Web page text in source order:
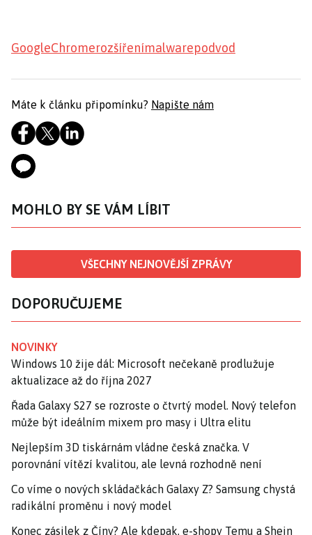
GoogleChromerozšířenímalwarepodvod
Máte k článku připomínku? Napište nám
MOHLO BY SE VÁM LÍBIT
VŠECHNY NEJNOVĚJŠÍ ZPRÁVY
DOPORUČUJEME
NOVINKY
Windows 10 žije dál: Microsoft nečekaně prodlužuje
aktualizace až do října 2027
Řada Galaxy S27 se rozroste o čtvrtý model. Nový telefon
může být ideálním mixem pro masy i Ultra elitu
Nejlepším 3D tiskárnám vládne česká značka. V
porovnání vítězí kvalitou, ale levná rozhodně není
Co víme o nových skládačkách Galaxy Z? Samsung chystá
radikální proměnu i nový model
Konec zásilek z Číny? Ale kdepak, e-shopy Temu a Shein